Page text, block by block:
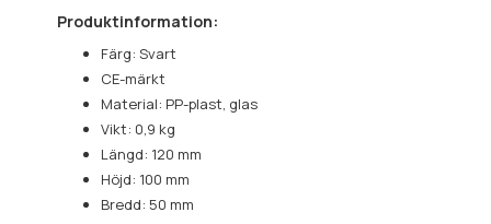
Produktinformation:
Färg: Svart
CE-märkt
Material: PP-plast, glas
Vikt: 0,9 kg
Längd: 120 mm
Höjd: 100 mm
Bredd: 50 mm